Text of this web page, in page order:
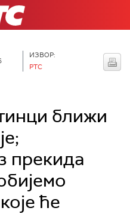
ИЗВОР:
РТС
ближи
прекида
ће